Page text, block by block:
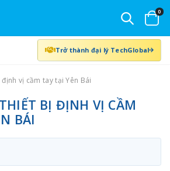
0
Trở thành đại lý TechGlobal
vị cầm tay tại Yên Bái
BỊ ĐỊNH VỊ CẦM
BÁI